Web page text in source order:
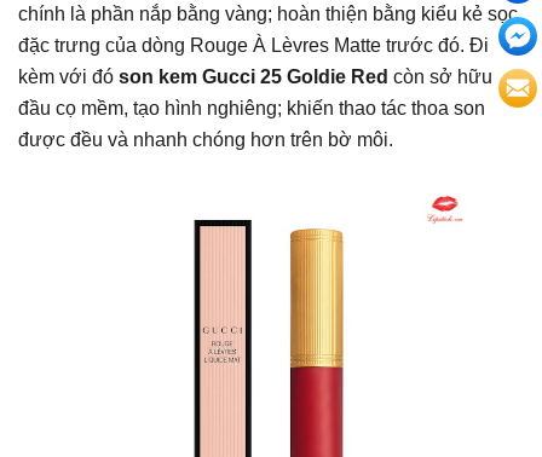
chính là phần nắp bằng vàng; hoàn thiện bằng kiểu kẻ sọc
đặc trưng của dòng Rouge À Lèvres Matte trước đó. Đi
kèm với đó son kem Gucci 25 Goldie Red còn sở hữu
đầu cọ mềm, tạo hình nghiêng; khiến thao tác thoa son
được đều và nhanh chóng hơn trên bờ môi.